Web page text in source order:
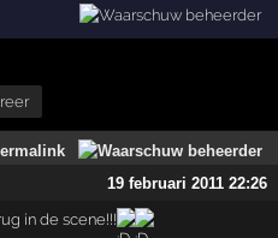
19 februari 2011 22:26
in de scene!!!